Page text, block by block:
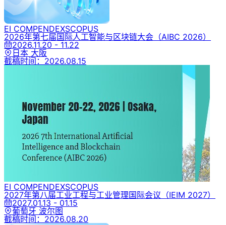
EI COMPENDEXSCOPUS
2026年第七届国际人工智能与区块链大会 （AIBC 2026）
2026.11.20 - 11.22
日本 大阪
截稿时间： 2026.08.15
EI COMPENDEXSCOPUS
2027年第八届工业工程与工业管理国际会议 （IEIM 2027）
2027.01.13 - 01.15
葡萄牙 波尔图
截稿时间： 2026.08.20